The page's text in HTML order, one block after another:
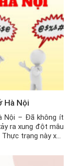
Hà Nội
Nội – Đã không ít
ra xung đột mâu
trạng này xảy